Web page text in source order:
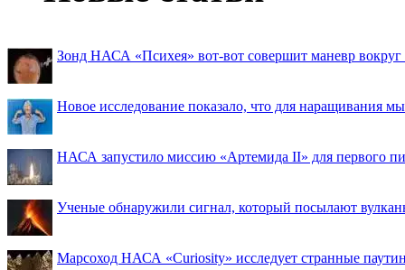
Зонд НАСА «Психея» вот-вот совершит маневр вокруг
Новое исследование показало, что для наращивания
НАСА запустило миссию «Артемида II» для первого
Ученые обнаружили сигнал, который посылают
Марсоход НАСА «Curiosity» исследует странные